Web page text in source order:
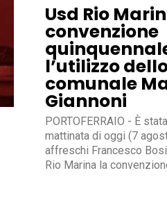
Usd Rio
convenzione
l’utilizzo
comunale
Giannoni
PORTOFERRAIO - È
mattinata di oggi (7
affreschi Francesco
Rio Marina la